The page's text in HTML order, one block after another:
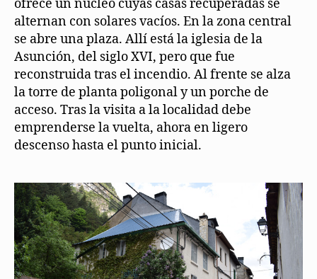
ofrece un núcleo cuyas casas recuperadas se
alternan con solares vacíos. En la zona central
se abre una plaza. Allí está la iglesia de la
Asunción, del siglo XVI, pero que fue
reconstruida tras el incendio. Al frente se alza
la torre de planta poligonal y un porche de
acceso. Tras la visita a la localidad debe
emprenderse la vuelta, ahora en ligero
descenso hasta el punto inicial.